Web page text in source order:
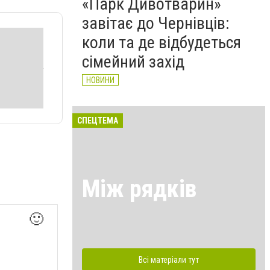
🙂
завітає до Чернівців:
коли та де відбудеться
сімейний захід
НОВИНИ
СПЕЦТЕМА
Між рядків
Всі матеріали тут